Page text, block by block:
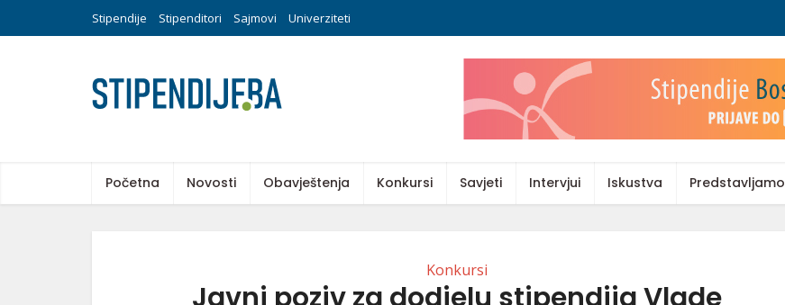
Stipendije Stipenditori Sajmovi Univerziteti
Početna Novosti Obavještenja Konkursi Savjeti Intervjui Iskustva Predstavljamo
Konkursi